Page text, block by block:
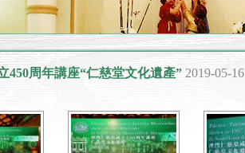
450周年講座“仁慈堂文化遺產” 2019-05-16